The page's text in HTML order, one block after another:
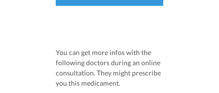
You can get more infos with the
following doctors during an online
consultation. They might prescribe
you this medicament.